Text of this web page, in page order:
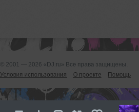
© 2001 — 2026 «DJ.ru» Все права защищены.
Условия использования
О проекте Помощь